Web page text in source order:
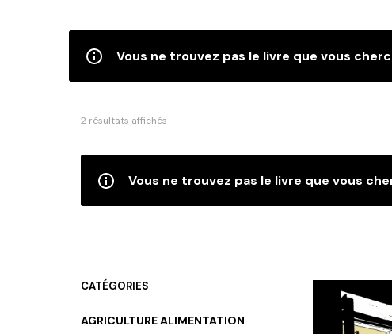
Vous ne trouvez pas le livre que vous
2 résultats affichés
au
ancien
Vous ne trouvez pas le livre que vous
CATÉGORIES
AGRICULTURE ALIMENTATION